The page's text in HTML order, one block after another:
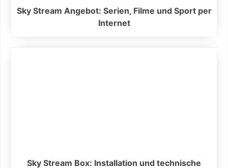
Sky Stream Angebot: Serien, Filme und Sport per
Internet
Sky Stream Box: Installation und technische